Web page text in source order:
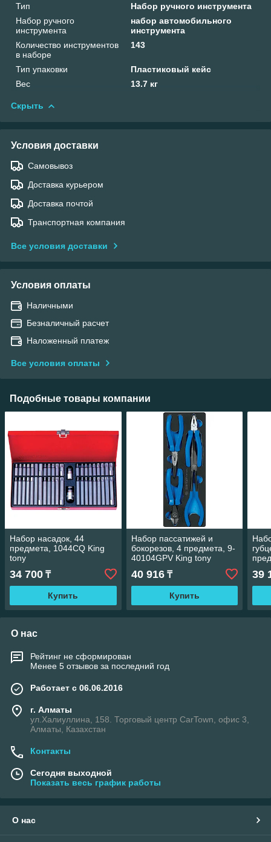
Тип
Набор ручного инструмента
Набор ручного
инструмента
набор автомобильного
инструмента
Количество инструментов
в наборе
143
Тип упаковки
Пластиковый кейс
Вес
13.7 кг
Скрыть
Условия доставки
Самовывоз
Доставка курьером
Доставка почтой
Транспортная компания
Все условия доставки
Условия оплаты
Наличными
Безналичный расчет
Наложенный платеж
Все условия оплаты
Подобные товары компании
Набор насадок, 44
предмета, 1044CQ King
tony
34 700 ₸
Купить
Набор пассатижей и
бокорезов, 4 предмета, 9-
40104GPV King tony
40 916₸
Купить
39
О нас
Рейтинг не сформирован
Менее 5 отзывов за последний год
Работает с 06.06.2016
г. Алматы
ул.Халиуллина, 158. Торговый центр CarTown, офис 3,
Алматы, Казахстан
Контакты
Сегодня выходной
Показать весь график работы
О нас